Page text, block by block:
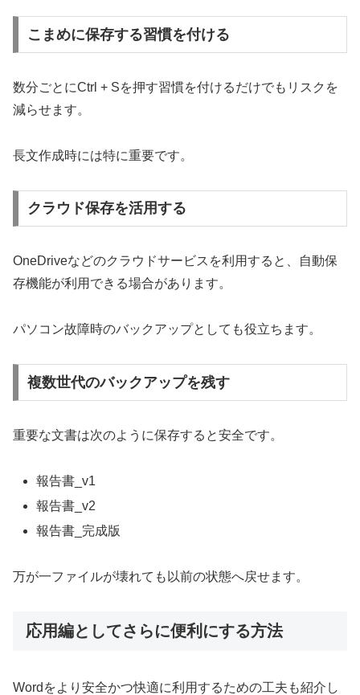
こまめに保存する習慣を付ける
数分ごとにCtrl + Sを押す習慣を付けるだけでもリスクを
減らせます。
長文作成時には特に重要です。
クラウド保存を活用する
OneDriveなどのクラウドサービスを利用すると、自動保
存機能が利用できる場合があります。
パソコン故障時のバックアップとしても役立ちます。
複数世代のバックアップを残す
重要な文書は次のように保存すると安全です。
報告書_v1
報告書_v2
報告書_完成版
万が一ファイルが壊れても以前の状態へ戻せます。
応用編としてさらに便利にする方法
Wordをより安全かつ快適に利用するための工夫も紹介し